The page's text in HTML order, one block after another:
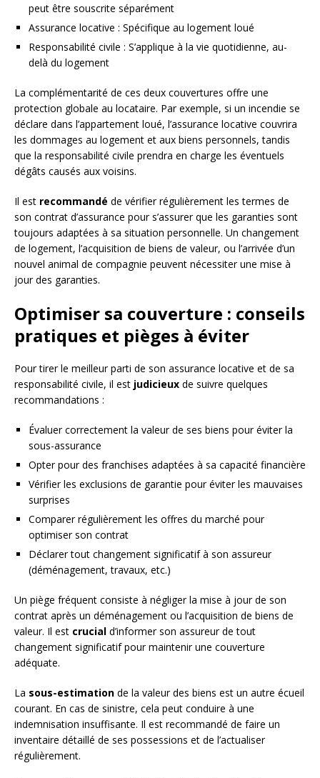
peut être souscrite séparément
Assurance locative : Spécifique au logement loué
Responsabilité civile : S’applique à la vie quotidienne, au-
delà du logement
La complémentarité de ces deux couvertures offre une
protection globale au locataire. Par exemple, si un incendie se
déclare dans l’appartement loué, l’assurance locative couvrira
les dommages au logement et aux biens personnels, tandis
que la responsabilité civile prendra en charge les éventuels
dégâts causés aux voisins.
Il est recommandé de vérifier régulièrement les termes de
son contrat d’assurance pour s’assurer que les garanties sont
toujours adaptées à sa situation personnelle. Un changement
de logement, l’acquisition de biens de valeur, ou l’arrivée d’un
nouvel animal de compagnie peuvent nécessiter une mise à
jour des garanties.
Optimiser sa couverture : conseils
pratiques et pièges à éviter
Pour tirer le meilleur parti de son assurance locative et de sa
responsabilité civile, il est judicieux de suivre quelques
recommandations :
Évaluer correctement la valeur de ses biens pour éviter la
sous-assurance
Opter pour des franchises adaptées à sa capacité financière
Vérifier les exclusions de garantie pour éviter les mauvaises
surprises
Comparer régulièrement les offres du marché pour
optimiser son contrat
Déclarer tout changement significatif à son assureur
(déménagement, travaux, etc.)
Un piège fréquent consiste à négliger la mise à jour de son
contrat après un déménagement ou l’acquisition de biens de
valeur. Il est crucial d’informer son assureur de tout
changement significatif pour maintenir une couverture
adéquate.
La sous-estimation de la valeur des biens est un autre écueil
courant. En cas de sinistre, cela peut conduire à une
indemnisation insuffisante. Il est recommandé de faire un
inventaire détaillé de ses possessions et de l’actualiser
régulièrement.